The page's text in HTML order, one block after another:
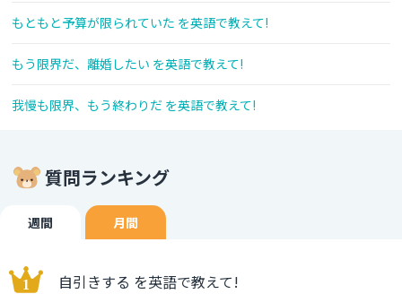
もともと予算が限られていた を英語で教えて!
もう限界だ、離婚したい を英語で教えて!
我慢も限界、もう終わりだ を英語で教えて!
質問ランキング
週間 月間
自引きする を英語で教えて!